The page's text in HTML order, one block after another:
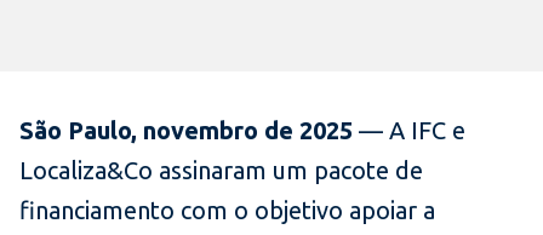
São Paulo, novembro de 2025 — A IFC e
Localiza&Co assinaram um pacote de
financiamento com o objetivo apoiar a